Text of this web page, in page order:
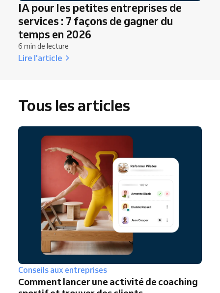
IA pour les petites entreprises de
services : 7 façons de gagner du
temps en 2026
6 min de lecture
Lire l'article
Tous les articles
Conseils aux entreprises
Comment lancer une activité de coaching